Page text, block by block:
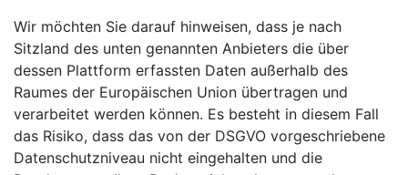
Wir möchten Sie darauf hinweisen, dass je nach
Sitzland des unten genannten Anbieters die über
dessen Plattform erfassten Daten außerhalb des
Raumes der Europäischen Union übertragen und
verarbeitet werden können. Es besteht in diesem Fall
das Risiko, dass das von der DSGVO vorgeschriebene
Datenschutzniveau nicht eingehalten und die